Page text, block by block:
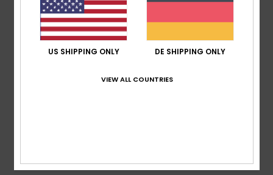
Preis-Leistungs-Verhältnis
US SHIPPING ONLY DE SHIPPING ONLY
VIEW ALL COUNTRIES